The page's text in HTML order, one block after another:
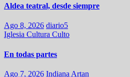
Aldea teatral, desde siempre
Ago 8, 2026 diario5
Iglesia Cultura Culto
En todas partes
Ago 7, 2026 Indiana Artan